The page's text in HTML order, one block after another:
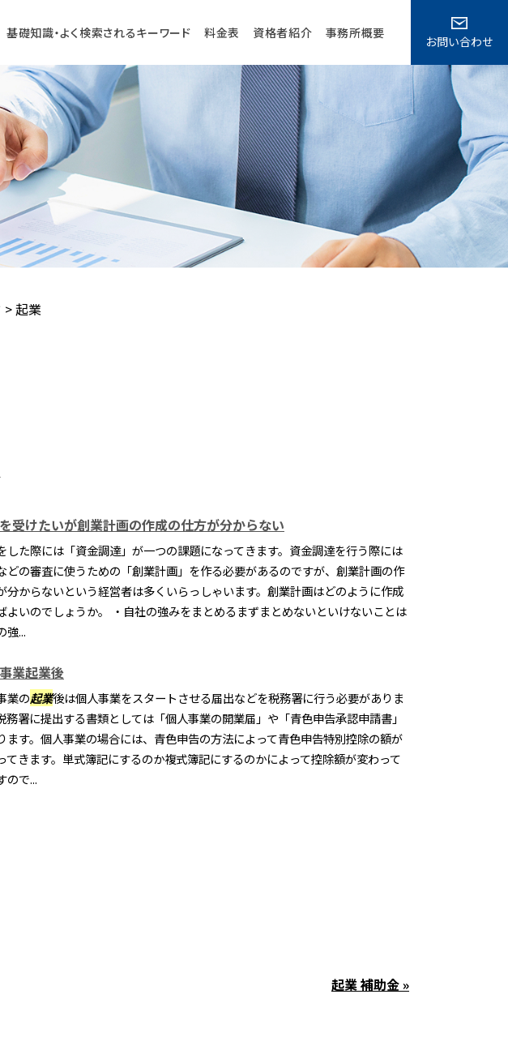
お問い合わせ
基礎知識・よく検索されるキーワード 料金表 資格者紹介 事務所概要
>起業
受けたいが創業計画の作成の仕方が分からない
した際には「資金調達」が一つの課題になってきます。資金調達を行う際には
どの審査に使うための「創業計画」を作る必要があるのですが、創業計画の作
分からないという経営者は多くいらっしゃいます。創業計画はどのように作成
よいのでしょうか。 ・自社の強みをまとめるまずまとめないといけないことは
強...
業起業後
業の起業後は個人事業をスタートさせる届出などを税務署に行う必要がありま
務署に提出する書類としては「個人事業の開業届」や「青色申告承認申請書」
ます。個人事業の場合には、青色申告の方法によって青色申告特別控除の額が
てきます。単式簿記にするのか複式簿記にするのかによって控除額が変わって
ので...
起業 補助金 »